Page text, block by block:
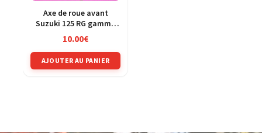
Axe de roue avant
Suzuki 125 RG gamma
nf12b
10.00€
AJOUTER AU PANIER